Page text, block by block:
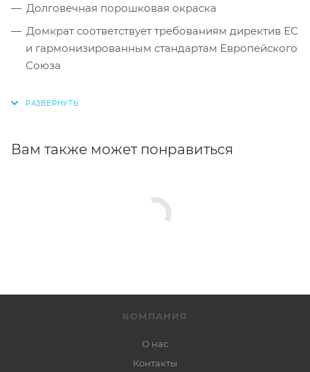
Долговечная порошковая окраска
Домкрат соответствует требованиям директив ЕС
и гармонизированным стандартам Европейского
Союза
Вам также может понравиться
КОМПАНИЯ
О нас
Контакты